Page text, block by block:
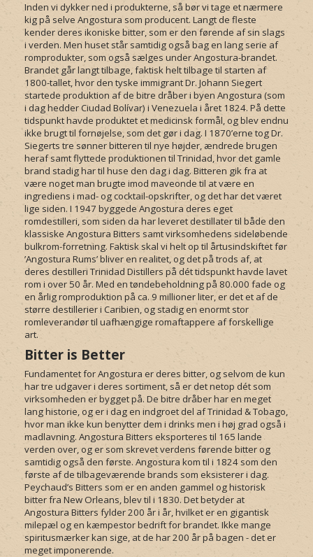
Inden vi dykker ned i produkterne, så bør vi tage et nærmere
kig på selve Angostura som producent. Langt de fleste
kender deres ikoniske bitter, som er den førende af sin slags
i verden. Men huset står samtidig også bag en lang serie af
romprodukter, som også sælges under Angostura-brandet.
Brandet går langt tilbage, faktisk helt tilbage til starten af
1800-tallet, hvor den tyske immigrant Dr. Johann Siegert
startede produktion af de bitre dråber i byen Angostura (som
i dag hedder Ciudad Bolívar) i Venezuela i året 1824. På dette
tidspunkt havde produktet et medicinsk formål, og blev endnu
ikke brugt til fornøjelse, som det gør i dag. I 1870’erne tog Dr.
Siegerts tre sønner bitteren til nye højder, ændrede brugen
heraf samt flyttede produktionen til Trinidad, hvor det gamle
brand stadig har til huse den dag i dag. Bitteren gik fra at
være noget man brugte imod maveonde til at være en
ingrediens i mad- og cocktail-opskrifter, og det har det været
lige siden. I 1947 byggede Angostura deres eget
romdestilleri, som siden da har leveret destillater til både den
klassiske Angostura Bitters samt virksomhedens sideløbende
bulkrom-forretning. Faktisk skal vi helt op til årtusindskiftet før
’Angostura Rums’ bliver en realitet, og det på trods af, at
deres destilleri Trinidad Distillers på dét tidspunkt havde lavet
rom i over 50 år. Med en tøndebeholdning på 80.000 fade og
en årlig romproduktion på ca. 9 millioner liter, er det et af de
større destillerier i Caribien, og stadig en enormt stor
romleverandør til uafhængige romaftappere af forskellige
art.
Bitter is Better
Fundamentet for Angostura er deres bitter, og selvom de kun
har tre udgaver i deres sortiment, så er det netop dét som
virksomheden er bygget på. De bitre dråber har en meget
lang historie, og er i dag en indgroet del af Trinidad & Tobago,
hvor man ikke kun benytter dem i drinks men i høj grad også i
madlavning. Angostura Bitters eksporteres til 165 lande
verden over, og er som skrevet verdens førende bitter og
samtidig også den første. Angostura kom til i 1824 som den
første af de tilbageværende brands som eksisterer i dag.
Peychaud’s Bitters som er en anden gammel og historisk
bitter fra New Orleans, blev til i 1830. Det betyder at
Angostura Bitters fylder 200 år i år, hvilket er en gigantisk
milepæl og en kæmpestor bedrift for brandet. Ikke mange
spiritusmærker kan sige, at de har 200 år på bagen - det er
meget imponerende.